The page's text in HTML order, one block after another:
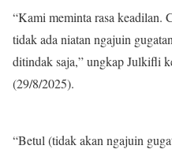
“Kami meminta rasa keadilan.
tidak ada niatan ngajuin
ditindak saja,” ungkap Julkifli
(29/8/2025).
“Betul (tidak akan ngajuin